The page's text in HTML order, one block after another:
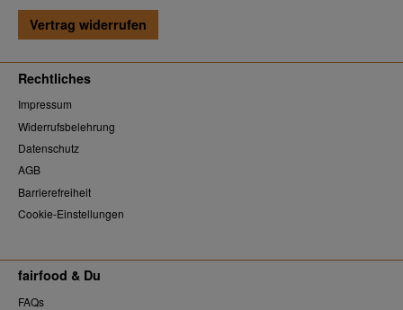
Vertrag widerrufen
Rechtliches
Impressum
Widerrufsbelehrung
Datenschutz
AGB
Barrierefreiheit
Cookie-Einstellungen
fairfood & Du
FAQs